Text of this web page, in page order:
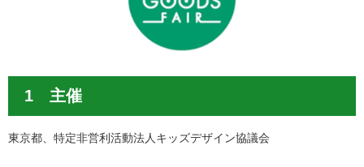
1 主催
東京都、特定非営利活動法人キッズデザイン協議会